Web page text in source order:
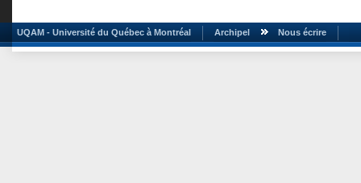
UQAM - Université du Québec à Montréal Archipel Nous écrire